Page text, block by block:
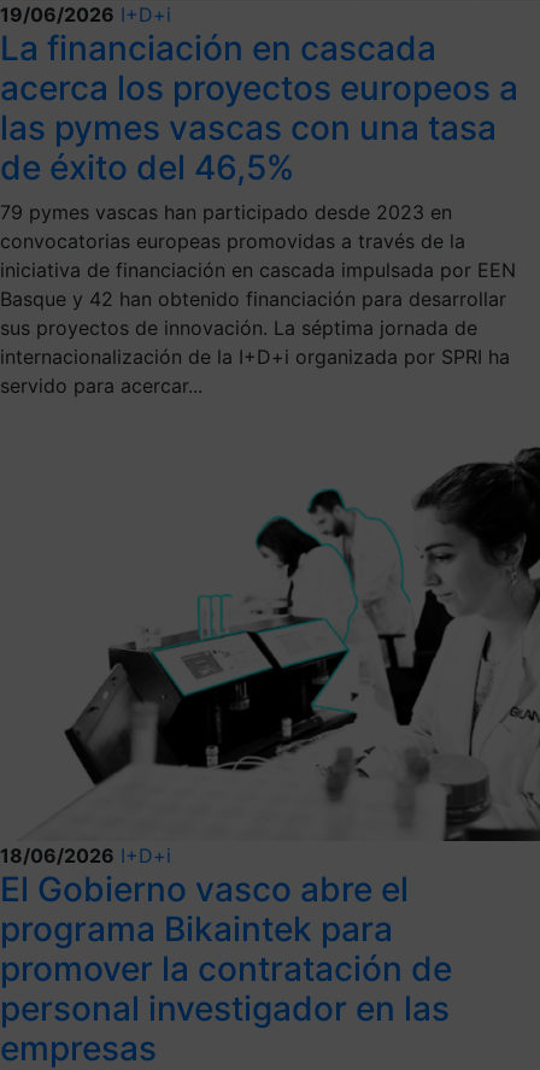
19/06/2026 I+D+i
La financiación en cascada
acerca los proyectos europeos a
las pymes vascas con una tasa
de éxito del 46,5%
79 pymes vascas han participado desde 2023 en
convocatorias europeas promovidas a través de la
iniciativa de financiación en cascada impulsada por EEN
Basque y 42 han obtenido financiación para desarrollar
sus proyectos de innovación. La séptima jornada de
internacionalización de la I+D+i organizada por SPRI ha
servido para acercar...
18/06/2026 I+D+i
El Gobierno vasco abre el
programa Bikaintek para
promover la contratación de
personal investigador en las
empresas